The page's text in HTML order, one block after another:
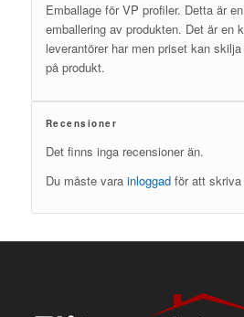
Emballage för VP profiler. Detta är
emballering av produkten. Det är en
leverantörer har men priset kan
på produkt.
Recensioner
Det finns inga recensioner än.
Du måste vara inloggadför att skriva